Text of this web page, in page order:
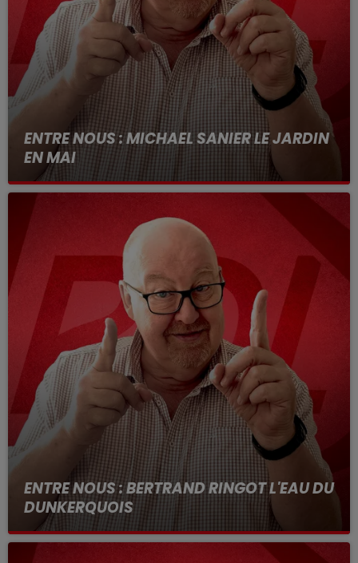
ENTRE NOUS : MICHAEL SANIER LE JARDIN
EN MAI
ENTRE NOUS : BERTRAND RINGOT L'EAU DU
DUNKERQUOIS